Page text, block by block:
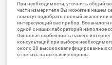
При необходимости, уточнить общий
части измерителя Вы можете в нашем
помогут подобрать полный аналог или
интересующий вас прибор. Все аналоги
одной с наших лабораторий на полное
Основная особенность нашего
консультаций при выборе
около 20 высококвалифицированных
ответить на все ваши вопросы.